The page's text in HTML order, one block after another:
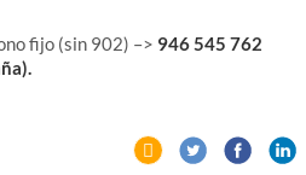
fijo (sin 902) –> 946 545 762